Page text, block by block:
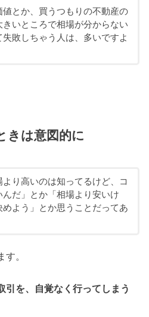
値とか、買うつもりの不動産の
きいところで相場が分からない
失敗しちゃう人は、多いですよ
きは意図的に
より高いのは知ってるけど、コ
んだ」とか「相場より安いけ
めよう」とか思うことだってあ
。
引を、自覚なく行ってしまう